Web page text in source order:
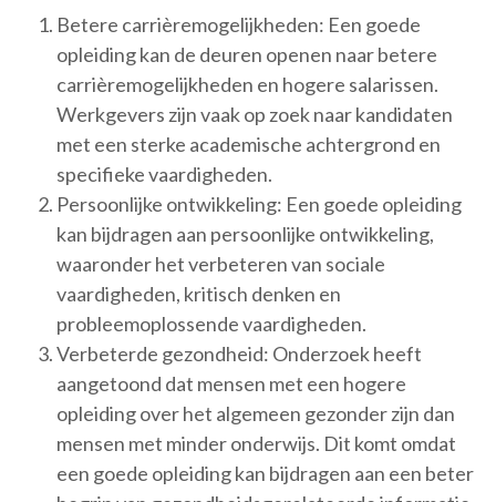
Betere carrièremogelijkheden: Een goede
opleiding kan de deuren openen naar betere
carrièremogelijkheden en hogere salarissen.
Werkgevers zijn vaak op zoek naar kandidaten
met een sterke academische achtergrond en
specifieke vaardigheden.
Persoonlijke ontwikkeling: Een goede opleiding
kan bijdragen aan persoonlijke ontwikkeling,
waaronder het verbeteren van sociale
vaardigheden, kritisch denken en
probleemoplossende vaardigheden.
Verbeterde gezondheid: Onderzoek heeft
aangetoond dat mensen met een hogere
opleiding over het algemeen gezonder zijn dan
mensen met minder onderwijs. Dit komt omdat
een goede opleiding kan bijdragen aan een beter